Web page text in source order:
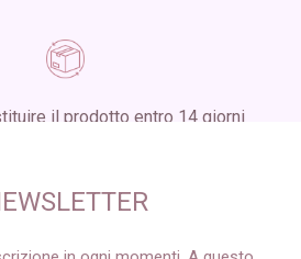
il prodotto entro 14 giorni